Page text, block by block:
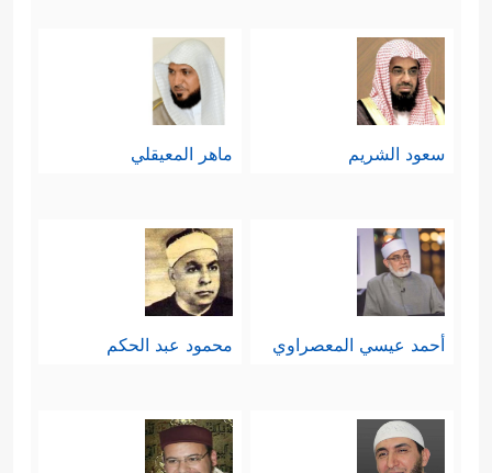
سعود الشريم ماهر المعيقلي
أحمد عيسي المعصراوي محمود عبد الحكم